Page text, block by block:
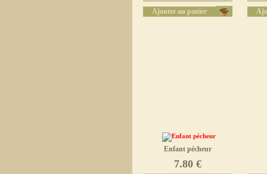
Ajouter au panier
Enfant pécheur
7.80 €